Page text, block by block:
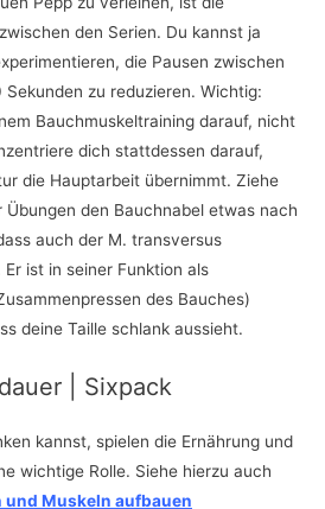
den Serien. Du kannst ja
die Pausen zwischen
zu reduzieren. Wichtig:
Bauchmuskeltraining darauf, nicht
dich stattdessen darauf,
die Hauptarbeit übernimmt. Ziehe
den Bauchnabel etwas nach
auch der M. transversus
ist in seiner Funktion als
des Bauches)
deine Taille schlank aussieht.
| Sixpack
kannst, spielen die Ernährung und
wichtige Rolle. Siehe hierzu auch
und Muskeln aufbauen